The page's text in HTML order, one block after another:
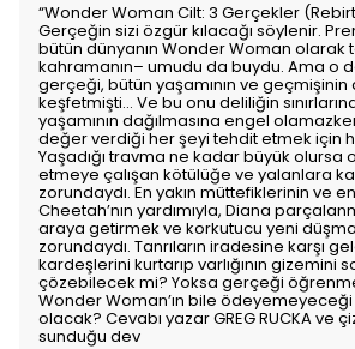
“Wonder Woman Cilt: 3 Gerçekler
Gerçeğin sizi özgür kılacağı söylenir.
bütün dünyanın Wonder Woman olarak
kahramanın– umudu da buydu. Ama o
gerçeği, bütün yaşamının ve
keşfetmişti… Ve bu onu deliliğin
yaşamının dağılmasına engel
değer verdiği her şeyi tehdit etmek için
Yaşadığı travma ne kadar büyük olursa
etmeye çalışan kötülüğe ve yalanlara
zorundaydı. En yakın müttefiklerinin ve
Cheetah’nın yardımıyla, Diana
araya getirmek ve korkutucu yeni
zorundaydı. Tanrıların iradesine karşı
kardeşlerini kurtarıp varlığının gizemini
çözebilecek mi? Yoksa gerçeği
Wonder Woman’ın bile
olacak? Cevabı yazar GREG RUCKA ve
sunduğu dev